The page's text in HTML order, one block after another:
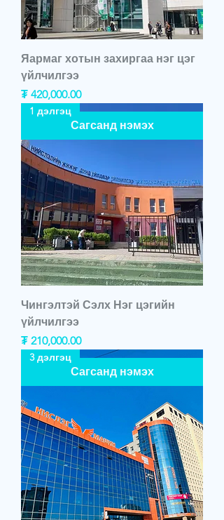
Яармаг хотын захиргаа нэг цэг
үйлчилгээ
Price
₮ 420,000.00
Сагсанд нэмэх
1 дэлгэц
Чингэлтэй Сэлх Нэг цэгийн
үйлчилгээ
Price
₮ 210,000.00
Сагсанд нэмэх
3 дэлгэц